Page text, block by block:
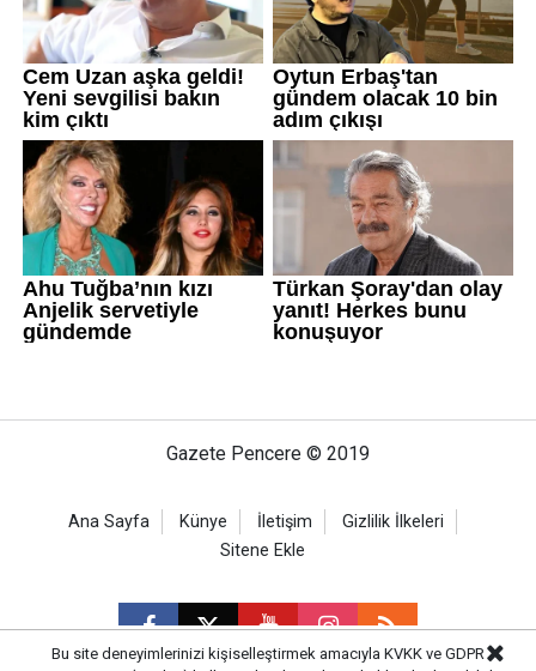
Gazete Pencere © 2019
Ana Sayfa Künye İletişim
Gizlilik İlkeleri
Sitene Ekle
Bu site deneyimlerinizi kişiselleştirmek amacıyla KVKK ve GDPR